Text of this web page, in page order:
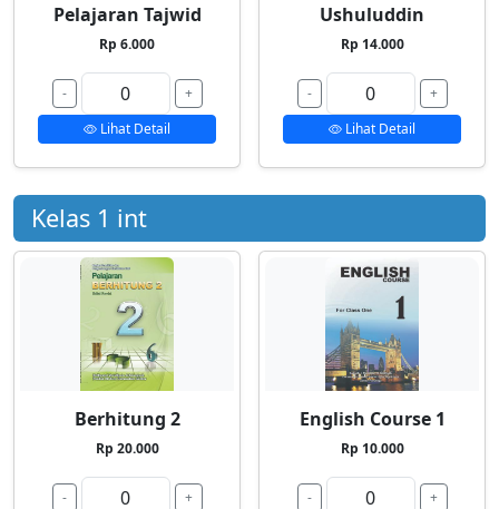
Pelajaran Tajwid
Rp 6.000
-
+
Lihat Detail
Ushuluddin
Rp 14.000
-
+
Lihat Detail
Kelas 1 int
Berhitung 2
Rp 20.000
-
+
English Course 1
Rp 10.000
-
+